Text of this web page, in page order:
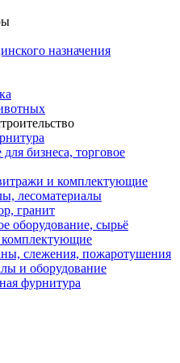
назначения
бизнеса, торговое
и комплектующие
лесоматериалы
гранит
оборудование, сырьё
слежения, пожаротушения
и оборудование
фурнитура